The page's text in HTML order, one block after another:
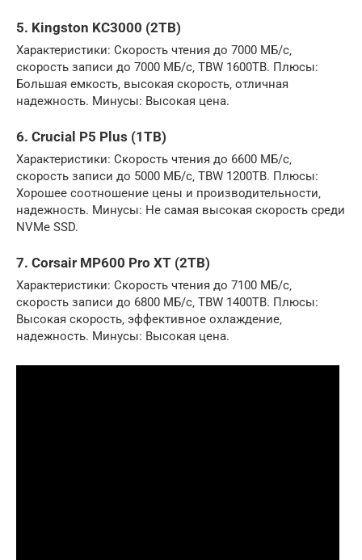
5. Kingston KC3000 (2TB)
Характеристики: Скорость чтения до 7000 МБ/с‚
скорость записи до 7000 МБ/с‚ TBW 1600TB. Плюсы:
Большая емкость‚ высокая скорость‚ отличная
надежность. Минусы: Высокая цена.
6. Crucial P5 Plus (1TB)
Характеристики: Скорость чтения до 6600 МБ/с‚
скорость записи до 5000 МБ/с‚ TBW 1200TB. Плюсы:
Хорошее соотношение цены и производительности‚
надежность. Минусы: Не самая высокая скорость среди
NVMe SSD.
7. Corsair MP600 Pro XT (2TB)
Характеристики: Скорость чтения до 7100 МБ/с‚
скорость записи до 6800 МБ/с‚ TBW 1400TB. Плюсы:
Высокая скорость‚ эффективное охлаждение‚
надежность. Минусы: Высокая цена.